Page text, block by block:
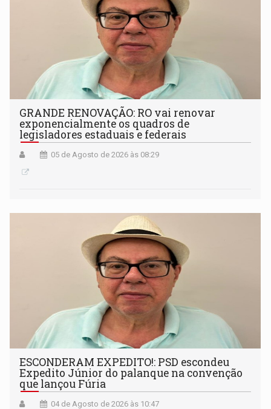
GRANDE RENOVAÇÃO: RO vai renovar
exponencialmente os quadros de
legisladores estaduais e federais
05 de Agosto de 2026 às 08:29
ESCONDERAM EXPEDITO!: PSD escondeu
Expedito Júnior do palanque na convenção
que lançou Fúria
04 de Agosto de 2026 às 10:47